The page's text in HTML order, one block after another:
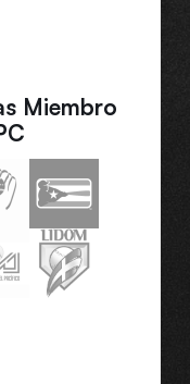
Miembro